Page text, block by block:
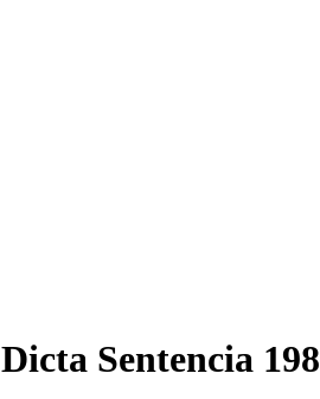
Dicta Sentencia 198